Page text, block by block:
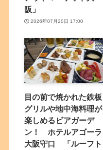
阪」
2026年07月20日 17:00
目の前で焼かれた鉄板
グリルや地中海料理が
楽しめるビアガーデ
ン！ ホテルアゴーラ
大阪守口 「ルーフト